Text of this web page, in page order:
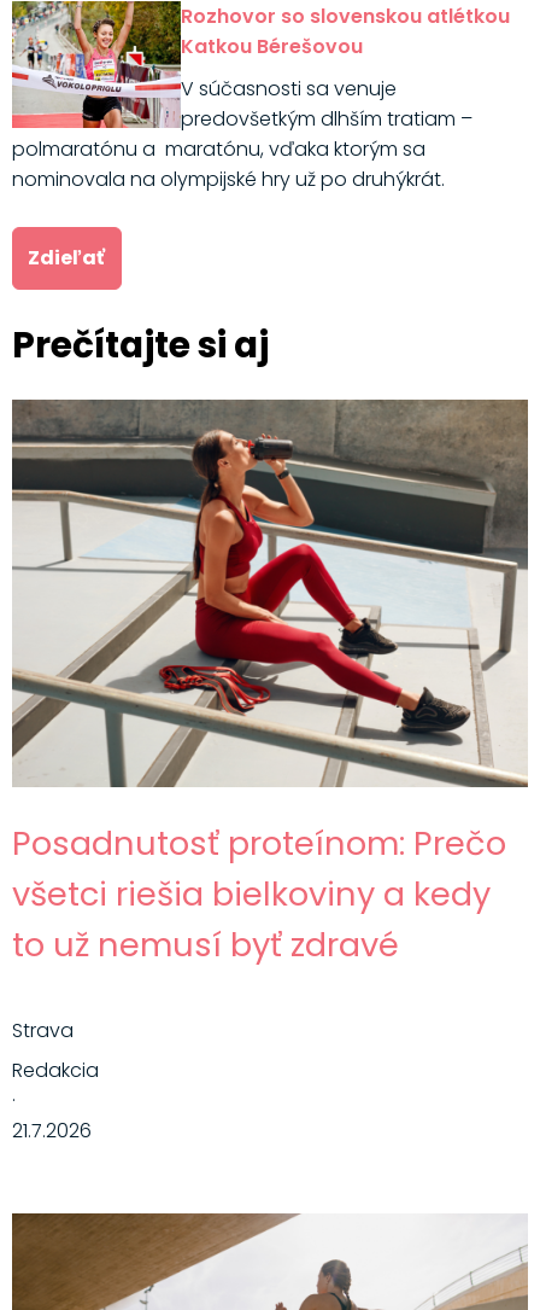
Rozhovor so slovenskou atlétkou
Katkou Bérešovou
V súčasnosti sa venuje
predovšetkým dlhším tratiam –
polmaratónu a maratónu, vďaka ktorým sa
nominovala na olympijské hry už po druhýkrát.
Zdieľať
Prečítajte si aj
Posadnutosť proteínom: Prečo
všetci riešia bielkoviny a kedy
to už nemusí byť zdravé
Strava
Redakcia
·
21.7.2026